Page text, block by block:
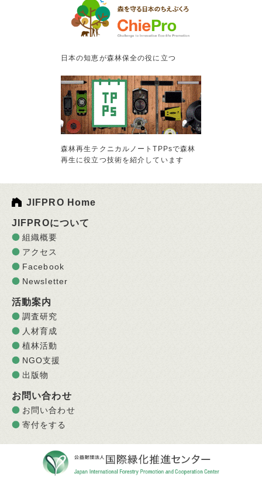
日本の知恵が森林保全の役に立つ
森林再生テクニカルノートTPPsで森林
再生に役立つ技術を紹介しています
JIFPRO Home
JIFPROについて
組織概要
アクセス
Facebook
Newsletter
活動案内
調査研究
人材育成
植林活動
NGO支援
出版物
お問い合わせ
お問い合わせ
寄付をする